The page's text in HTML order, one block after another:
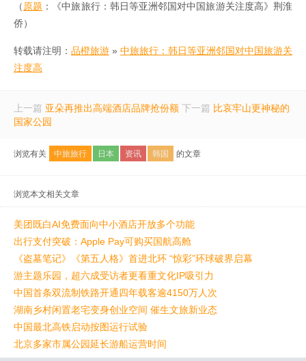
（原题 ：《中旅旅行：韩日等亚洲邻国对中国旅游关注度高》荆淮
侨）
转载请注明： 品橙旅游 » 中旅旅行：韩日等亚洲邻国对中国旅游关
注度高
上一篇 亚朵再推出高端酒店品牌抢份额 下一篇 比哀牢山更神秘的
国家公园
浏览有关 中旅旅行 日本 资讯 韩国 的文章
浏览本文相关文章
美团既白AI免费面向中小酒店开放多个功能
出行支付突破：Apple Pay可购买国航高舱
《盗墓笔记》《第五人格》首进北环 “惊彩”环球破界启幕
游主题乐园，超六成受访者更看重文化IP吸引力
中国首条双流制铁路开通四年载客逾4150万人次
湖南乡村闲置老宅变身创业空间 催生文旅新业态
中国最北高铁启动按图运行试验
北京多家市属公园延长游船运营时间